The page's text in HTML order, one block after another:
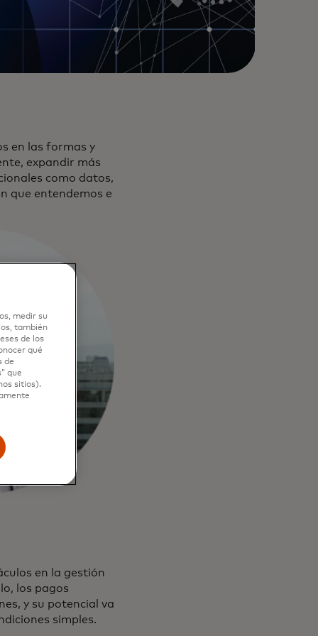
en las formas y
expandir más
como datos,
que entendemos e
en la gestión
los pagos
y su potencial va
simples.
medir su
también
de los
qué
de
que
sitios).